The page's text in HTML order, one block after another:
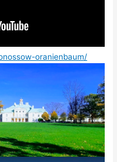
oranienbaum/